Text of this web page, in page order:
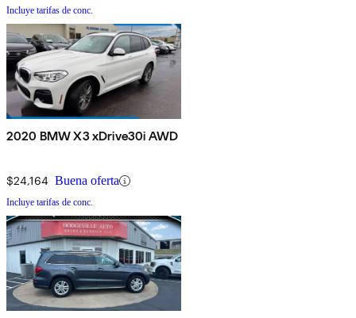
Incluye tarifas de conc.
2020 BMW X3 xDrive30i AWD
$24,164 Buena oferta
Incluye tarifas de conc.